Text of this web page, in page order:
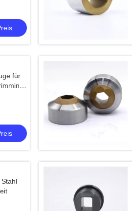
für